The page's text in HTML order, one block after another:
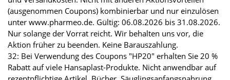
(ausgenommen Coupons) kombinierbar und nur einzulösen
unter www.pharmeo.de. Gültig: 06.08.2026 bis 31.08.2026.
Nur solange der Vorrat reicht. Wir behalten uns vor, die
Aktion früher zu beenden. Keine Barauszahlung.
32: Bei Verwendung des Coupons "HP20" erhalten Sie 20 %
Rabatt auf viele Hansaplast-Produkte. Nicht anwendbar auf